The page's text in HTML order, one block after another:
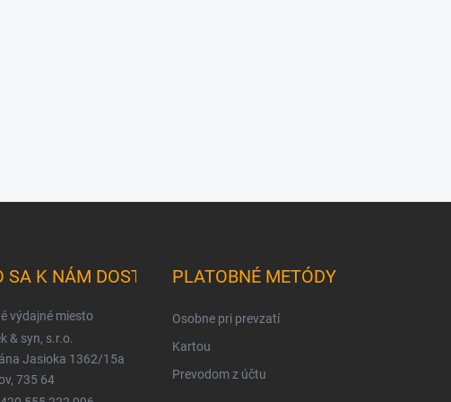
SA K NÁM DOSTANETE
výdajné miesto
& syn, s.r.o.
Jasioka 1362/15a
735 64
PLATOBNÉ METÓDY
Osobne pri prevzatí
Kartou
Prevodom z účtu